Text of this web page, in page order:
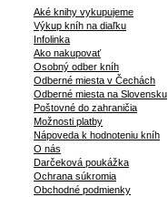
Aké knihy vykupujeme
Výkup kníh na diaľku
Infolinka
Ako nakupovať
Osobný odber kníh
Odberné miesta v Čechách
Odberné miesta na Slovensku
Poštovné do zahraničia
Možnosti platby
Nápoveda k hodnoteniu kníh
O nás
Darčeková poukážka
Ochrana súkromia
Obchodné podmienky